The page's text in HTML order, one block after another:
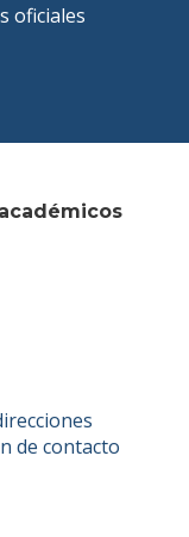
de contacto
oficiales